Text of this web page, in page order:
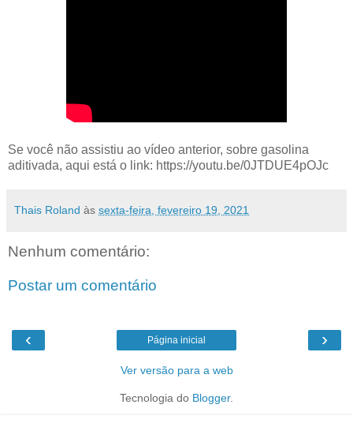
Se você não assistiu ao vídeo anterior, sobre gasolina
aditivada, aqui está o link: https://youtu.be/0JTDUE4pOJc
Thais Roland às sexta-feira, fevereiro 19, 2021
Nenhum comentário:
Postar um comentário
‹ ›
Página inicial
Ver versão para a web
Tecnologia do Blogger.